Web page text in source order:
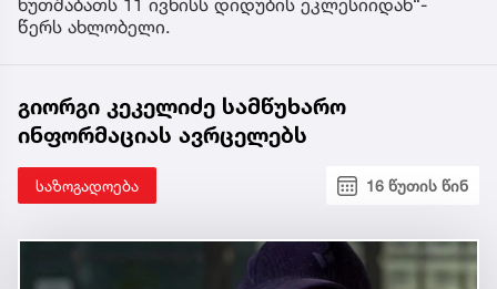
ხუთშაბათს 11 ივნისს დიდუბის ეკლესიიდან“-
წერს ახლობელი.
გიორგი კეკელიძე სამწუხარო
ინფორმაციას ავრცელებს
საზოგადოება 16 წუთის წინ